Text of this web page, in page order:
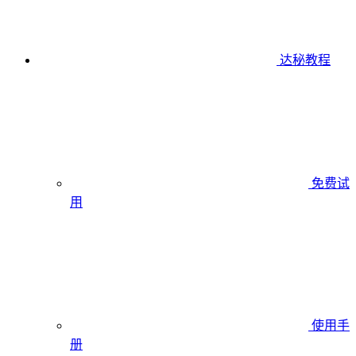
达秘教程
免费试
用
使用手
册